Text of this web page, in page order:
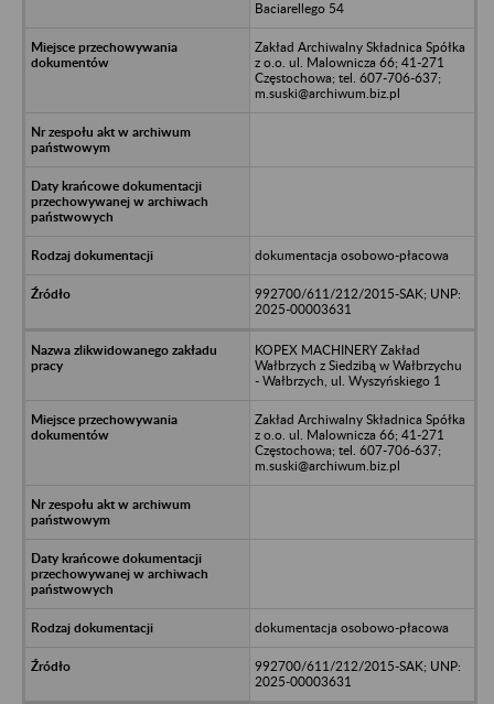
Baciarellego 54
Zakład Archiwalny Składnica Spółka
z o.o. ul. Malownicza 66; 41-271
Częstochowa; tel. 607-706-637;
m.suski@archiwum.biz.pl
dokumentacja osobowo-płacowa
992700/611/212/2015-SAK; UNP:
2025-00003631
KOPEX MACHINERY Zakład
Wałbrzych z Siedzibą w Wałbrzychu
- Wałbrzych, ul. Wyszyńskiego 1
Zakład Archiwalny Składnica Spółka
z o.o. ul. Malownicza 66; 41-271
Częstochowa; tel. 607-706-637;
m.suski@archiwum.biz.pl
dokumentacja osobowo-płacowa
992700/611/212/2015-SAK; UNP:
2025-00003631